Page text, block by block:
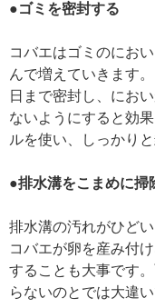
●ゴミを密封する
コバエはゴミのにお
んで増えていきます
日まで密封し、にお
ないようにすると効
ルを使い、しっかり
●排水溝をこまめに掃
排水溝の汚れがひど
コバエが卵を産み付
することも大事です
らないのとでは大違い